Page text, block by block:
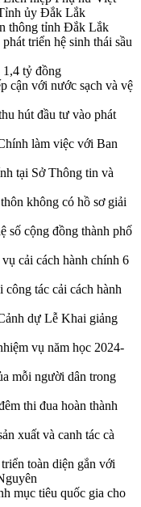
ủy Đắk Lắk
thông tỉnh Đắk Lắk
triển hệ sinh thái sầu
1,4 tỷ đồng
cận với nước sạch và vệ
hút đầu tư vào phát
làm việc với Ban
tại Sở Thông tin và
không có hồ sơ giải
số cộng đồng thành phố
cải cách hành chính 6
tác cải cách hành
dự Lễ Khai giảng
vụ năm học 2024-
mỗi người dân trong
thi đua hoàn thành
xuất và canh tác cà
toàn diện gắn với
mục tiêu quốc gia cho